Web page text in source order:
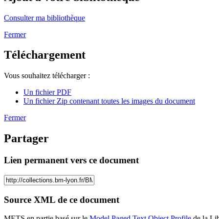
Consulter ma bibliothèque
Fermer
Téléchargement
Vous souhaitez télécharger :
Un fichier PDF
Un fichier Zip contenant toutes les images du document
Fermer
Partager
Lien permanent vers ce document
Source XML de ce document